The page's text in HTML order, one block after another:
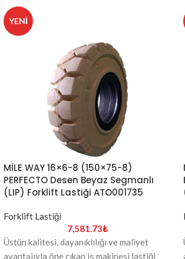
YENI
MİLE WAY 16×6-8 (150×75-8)
PERFECTO Desen Beyaz Segmanlı
(LIP) Forklift Lastiği ATO001735
Forklift Lastiği
7,581.73₺
Üstün kalitesi, dayanıklılığı ve maliyet
avantajıyla öne çıkan iş makinesi lastiği